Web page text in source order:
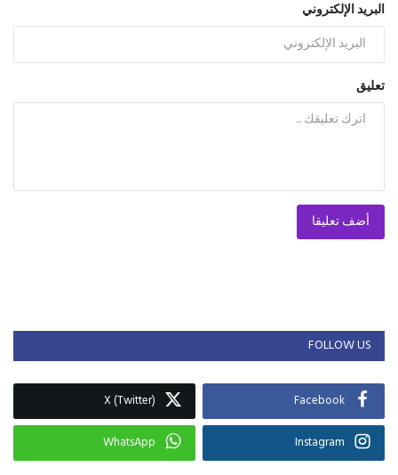
البريد الإلكتروني
تعليق
أضف تعليقا
FOLLOW US
Facebook
X (Twitter)
Instagram
WhatsApp